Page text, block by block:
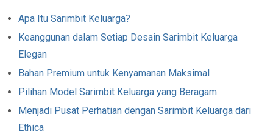
Apa Itu Sarimbit Keluarga?
Keanggunan dalam Setiap Desain Sarimbit Keluarga
Elegan
Bahan Premium untuk Kenyamanan Maksimal
Pilihan Model Sarimbit Keluarga yang Beragam
Menjadi Pusat Perhatian dengan Sarimbit Keluarga dari
Ethica